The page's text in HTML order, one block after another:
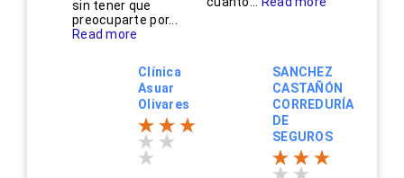
sin tener que
preocuparte por...
Read more
Clínica
Asuar
Olivares
SANCHEZ
CASTAÑÓN
CORREDURÍA
DE
SEGUROS